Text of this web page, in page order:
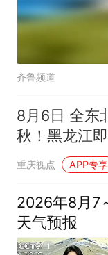
齐鲁频道
8月6日 全东
秋！黑龙江
迎来断崖式降
重庆视点 APP专享
2026年8月7
天气预报